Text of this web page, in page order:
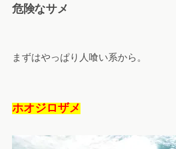
危険なサメ
まずはやっぱり人喰い系から。
ホオジロザメ